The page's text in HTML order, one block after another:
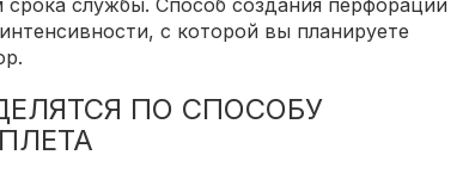
срока службы. Способ создания перфорации
с которой вы планируете
ПО СПОСОБУ